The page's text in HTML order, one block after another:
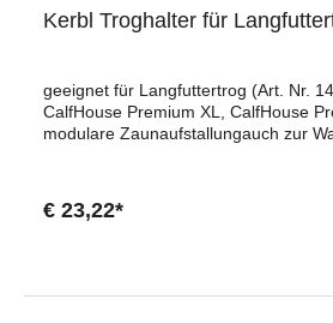
Kerbl Troghalter für
geeignet für Langfuttertrog (Art. Nr.
CalfHouse Premium XL, CalfHouse
modulare Zaunaufstallungauch zur
€ 23,22*